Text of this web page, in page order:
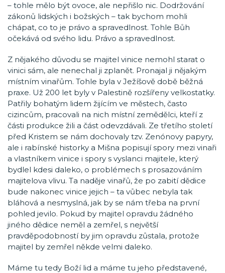
– tohle mělo být ovoce, ale nepřišlo nic. Dodržování
zákonů lidských i božských – tak bychom mohli
chápat, co to je právo a spravedlnost. Tohle Bůh
očekává od svého lidu. Právo a spravedlnost.
Z nějakého důvodu se majitel vinice nemohl starat o
vinici sám, ale nenechal ji zplanět. Pronajal ji nějakým
místním vinařům. Tohle byla v Ježíšově době běžná
praxe. Už 200 let byly v Palestině rozšířeny velkostatky.
Patřily bohatým lidem žijícím ve městech, často
cizincům, pracovali na nich místní zemědělci, kteří z
části produkce žili a část odevzdávali. Ze třetího století
před Kristem se nám dochovaly tzv. Zenónovy papyry,
ale i rabínské historky a Mišna popisují spory mezi vinaři
a vlastníkem vinice i spory s vyslanci majitele, který
bydlel kdesi daleko, o problémech s prosazováním
majitelova vlivu. Ta naděje vinařů, že po zabití dědice
bude nakonec vinice jejich – ta vůbec nebyla tak
bláhová a nesmyslná, jak by se nám třeba na první
pohled jevilo. Pokud by majitel opravdu žádného
jiného dědice neměl a zemřel, s největší
pravděpodobností by jim opravdu zůstala, protože
majitel by zemřel někde velmi daleko.
Máme tu tedy Boží lid a máme tu jeho představené,